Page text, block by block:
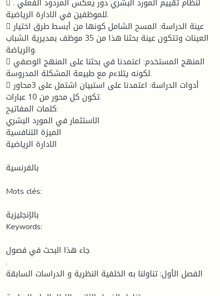
للموظفين في الادارة الرياضية.
 عينة الدراسة: المسح الشامل كونها من أبسط طرق اختيار
العينات وتتكون عينة بحثنا هذا من 35 موظف بمديرية الشباب
والرياضة.
 المنهج المستخدم: اعتمدنا في بحثنا على المنهج الوصفي
لكونه يتلاءم مع طبيعة المشكلة المدروسة.
 أدوات الدراسة: اعتمدنا على استبيان اشتمل على 3محاور
تكون كل محور من 10 عبارات.
كلمات المفاتيح:
الاستثمار في المورد البشري
الميزة التنافسية
الادارة الرياضية
بالفرنسية
Mots clés:
بالإنجليزية
Keywords:
جاء هذا البحث في فصول
.
الفصل الأول: تناولنا به الخلفية النظرية و الدراسات السابقة